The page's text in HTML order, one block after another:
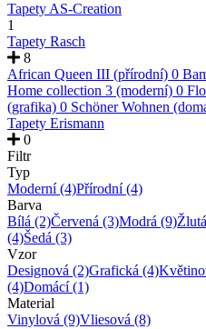
Tapety AS-Creation
1
Tapety Rasch
8
African Queen III (přírodní) 0
Home collection 3 (moderní) 0
(grafika) 0 Schöner Wohnen
Tapety Erismann
0
Filtr
Typ
Moderní(4)Přírodní(4)
Barva
Bílá (2)Červená (3)Modrá (9)Žlutá
(4)Šedá (3)
Vzor
Designová (2)Grafická (4)
(4)Domácí(1)
Material
Vinylová (9)Vliesová (8)